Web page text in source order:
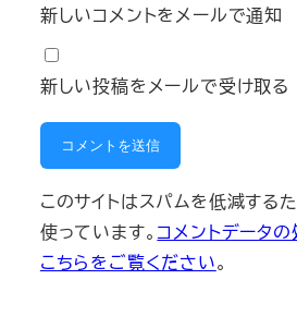
新しいコメントをメールで通知
新しい投稿をメールで受け取る
このサイトはスパムを低減する
使っています。 コメントデータ
こちらをご覧ください。